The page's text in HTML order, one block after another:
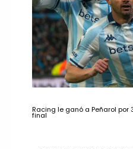
Racing le ganó a Peñarol
final